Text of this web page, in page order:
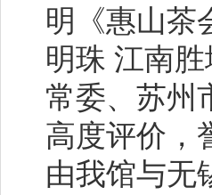
明《惠山茶
明珠 江南
常委、苏州
高度评价，
由我馆与无